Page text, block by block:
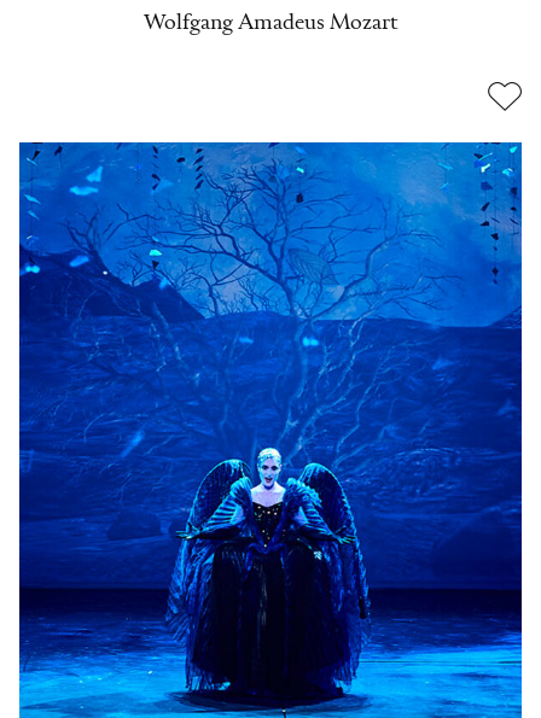
Wolfgang Amadeus Mozart